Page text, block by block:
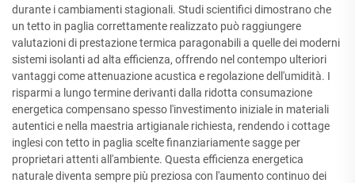
durante i cambiamenti stagionali. Studi scientifici dimostrano che
un tetto in paglia correttamente realizzato può raggiungere
valutazioni di prestazione termica paragonabili a quelle dei moderni
sistemi isolanti ad alta efficienza, offrendo nel contempo ulteriori
vantaggi come attenuazione acustica e regolazione dell'umidità. I
risparmi a lungo termine derivanti dalla ridotta consumazione
energetica compensano spesso l'investimento iniziale in materiali
autentici e nella maestria artigianale richiesta, rendendo i cottage
inglesi con tetto in paglia scelte finanziariamente sagge per
proprietari attenti all'ambiente. Questa efficienza energetica
naturale diventa sempre più preziosa con l'aumento continuo dei